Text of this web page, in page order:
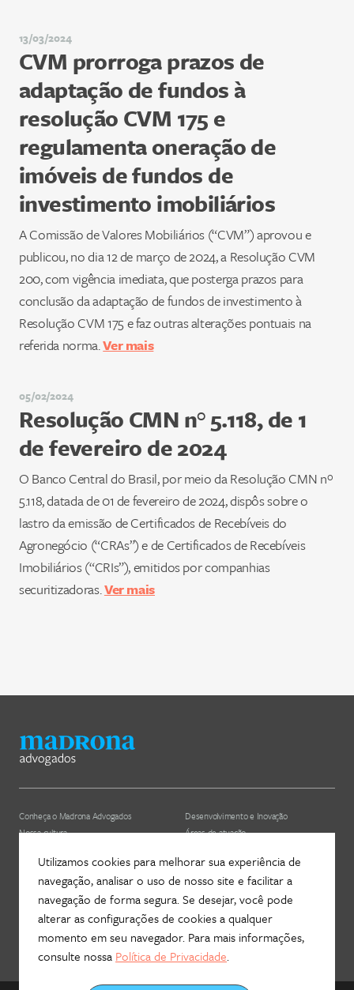
13/03/2024
CVM prorroga prazos de
adaptação de fundos à
resolução CVM 175 e
regulamenta oneração de
imóveis de fundos de
investimento imobiliários
A Comissão de Valores Mobiliários (“CVM”) aprovou e
publicou, no dia 12 de março de 2024, a Resolução CVM
200, com vigência imediata, que posterga prazos para
conclusão da adaptação de fundos de investimento à
Resolução CVM 175 e faz outras alterações pontuais na
referida norma.Ver mais
05/02/2024
Resolução CMN n° 5.118, de 1
de fevereiro de 2024
O Banco Central do Brasil, por meio da Resolução CMN nº
5.118, datada de 01 de fevereiro de 2024, dispôs sobre o
lastro da emissão de Certificados de Recebíveis do
Agronegócio (“CRAs”) e de Certificados de Recebíveis
Imobiliários (“CRIs”), emitidos por companhias
securitizadoras.Ver mais
Conheça o Madrona Advogados
Nossa cultura
Desenvolvimento e Inovação
Áreas de atuação
Hub Madrona
Vem ser Madrona
Proteção de Dados e Privacidade
Contato
Newsletter
Fale com a gente!
Utilizamos cookies para melhorar sua experiência de
navegação, analisar o uso de nosso site e facilitar a
navegação de forma segura. Se desejar, você pode
alterar as configurações de cookies a qualquer
momento em seu navegador. Para mais informações,
consulte nossa Política de Privacidade.